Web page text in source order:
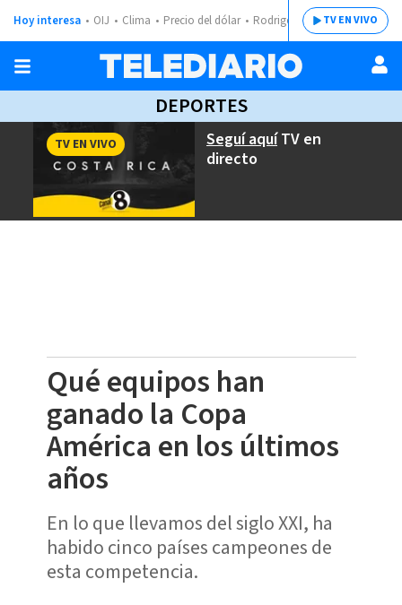
Hoy interesa OIJ Clima Precio del dólar Rodrigo ChavesTV EN VIVO
DEPORTES
Seguí aquíTV en
directo
TV EN VIVO
Qué equipos han
ganado la Copa
América en los últimos
años
En lo que llevamos del siglo XXI, ha
habido cinco países campeones de
esta competencia.